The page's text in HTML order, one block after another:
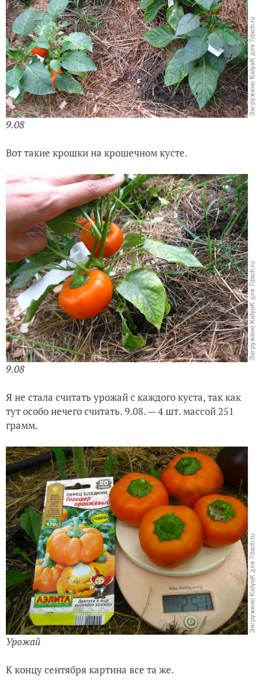
9.08
Вот такие крошки на крошечном кусте.
9.08
Я не стала считать урожай с каждого куста, так как
тут особо нечего считать. 9.08. — 4 шт. массой 251
грамм.
Урожай
К концу сентября картина все та же.